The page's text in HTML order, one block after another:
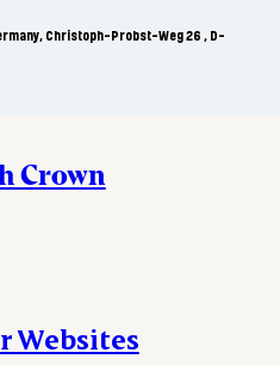
Christoph-Probst-Weg 26 , D-
Crown
Websites